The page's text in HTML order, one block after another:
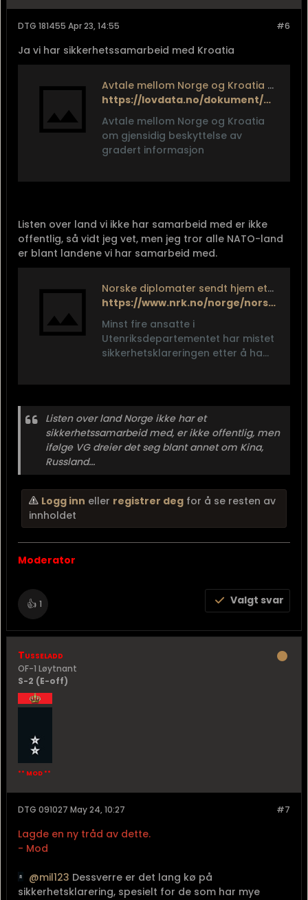
#6
DTG 181455 Apr 23, 14:55
Ja vi har sikkerhetssamarbeid med Kroatia
Avtale mellom Norge og Kroatia om gjensidig beskyttelse av gradert informasjon - Lovdata
https://lovdata.no/dokument/TRAKTAT/traktat/2018-07-03-10
Avtale mellom Norge og Kroatia
om gjensidig beskyttelse av
gradert informasjon
Listen over land vi ikke har samarbeid med er ikke
offentlig, så vidt jeg vet, men jeg tror alle NATO-land
er blant landene vi har samarbeid med.
Norske diplomater sendt hjem etter forbudt romanse
https://www.nrk.no/norge/norske-diplomater-sendt-hjem-etter-forbudt-romanse-1.12030511
Minst fire ansatte i
Utenriksdepartementet har mistet
sikkerhetsklareringen etter å ha
land Norge ikke har
VG.
Listen over land Norge ikke har et
sikkerhetssamarbeid med, er ikke offentlig, men
ifølge VG dreier det seg blant annet om Kina,
Russland...
Logg inn eller registrer deg for å se resten av
innholdet
Moderator
👍 1 Valgt svar
Tusseladd
OF-1 Løytnant
S-2 (E-off)
** MOD **
#7
DTG 091027 May 24, 10:27
Lagde en ny tråd av dette.
- Mod
mil123 Dessverre er det lang kø på
sikkerhetsklarering, spesielt for de som har mye